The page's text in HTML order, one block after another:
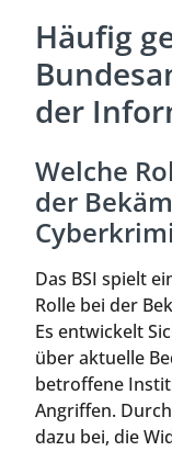
Häufig
der
Welche
der
Das BSI spielt
Rolle bei der
Es entwickelt
über aktuelle
betroffene
Angriffen.
dazu bei, die